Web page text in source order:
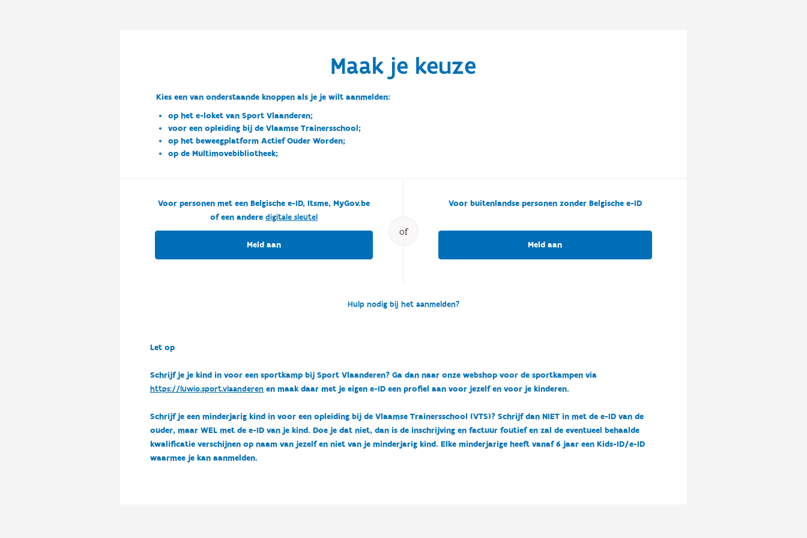
Maak je keuze
Kies een van onderstaande knoppen als je je wilt aanmelden:
op het e-loket van Sport Vlaanderen;
voor een opleiding bij de Vlaamse Trainersschool;
op het beweegplatform Actief Ouder Worden;
op de Multimovebibliotheek;
of
Voor personen met een Belgische e-ID, Itsme, MyGov.be
of een andere digitale sleutel
Meld aan
Voor buitenlandse personen zonder Belgische e-ID
Meld aan
Hulp nodig bij het aanmelden?
Let op
Schrijf je je kind in voor een sportkamp bij Sport Vlaanderen? Ga dan naar onze webshop voor de sportkampen via
https://luwio.sport.vlaanderenen maak daar met je eigen e-ID een profiel aan voor jezelf en voor je kinderen.
Schrijf je een minderjarig kind in voor een opleiding bij de Vlaamse Trainersschool (VTS)? Schrijf dan NIET in met de e-ID van de
ouder, maar WEL met de e-ID van je kind. Doe je dat niet, dan is de inschrijving en factuur foutief en zal de eventueel behaalde
kwalificatie verschijnen op naam van jezelf en niet van je minderjarig kind. Elke minderjarige heeft vanaf 6 jaar een Kids-ID/e-ID
waarmee je kan aanmelden.